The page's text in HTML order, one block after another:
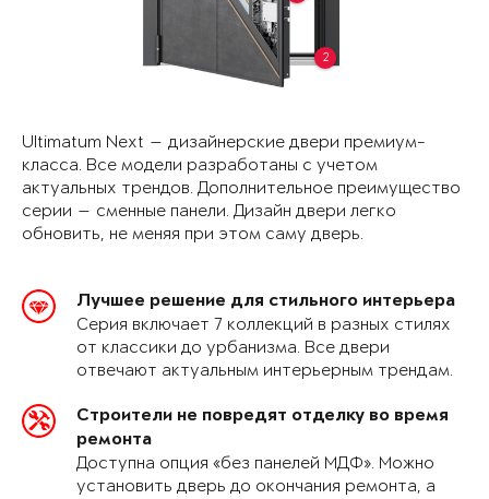
2
Ultimatum Next — дизайнерские двери премиум-
класса. Все модели разработаны с учетом
актуальных трендов. Дополнительное преимущество
серии — сменные панели. Дизайн двери легко
обновить, не меняя при этом саму дверь.
Лучшее решение для стильного интерьера
Серия включает 7 коллекций в разных стилях
от классики до урбанизма. Все двери
отвечают актуальным интерьерным трендам.
Строители не повредят отделку во время
ремонта
Доступна опция «без панелей МДФ». Можно
установить дверь до окончания ремонта, а